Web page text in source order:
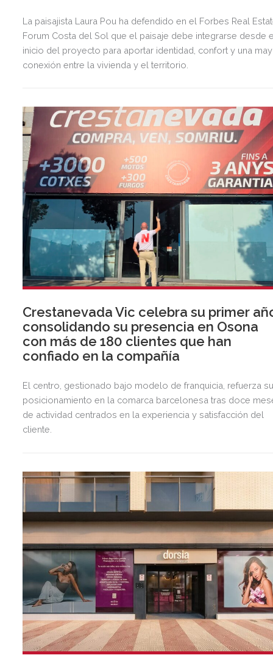
La paisajista Laura Pou ha defendido en el Forbes Real
Forum Costa del Sol que el paisaje debe integrarse desde
inicio del proyecto para aportar identidad, confort y una
conexión entre la vivienda y el territorio.
Crestanevada Vic celebra su primer
consolidando su presencia en Osona
con más de 180 clientes que han
confiado en la compañía
El centro, gestionado bajo modelo de franquicia, refuerza
posicionamiento en la comarca barcelonesa tras doce
de actividad centrados en la experiencia y satisfacción del
cliente.